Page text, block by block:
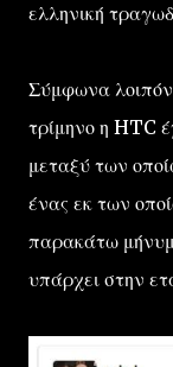
ελληνική
Σύμφωνα
τρίμηνο η HTC
μεταξύ των
ένας εκ των
παρακάτω
υπάρχει στην